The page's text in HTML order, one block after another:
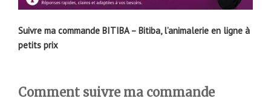
Suivre ma commande BITIBA – Bitiba, l’animalerie en ligne à
petits prix
Comment suivre ma commande